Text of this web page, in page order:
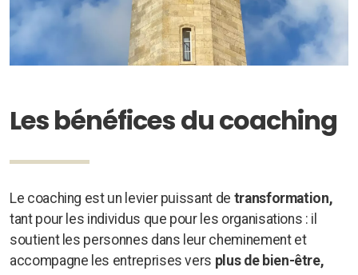
Les bénéfices du coaching
Le coaching est un levier puissant de transformation,
tant pour les individus que pour les organisations : il
soutient les personnes dans leur cheminement et
accompagne les entreprises vers plus de bien-être,